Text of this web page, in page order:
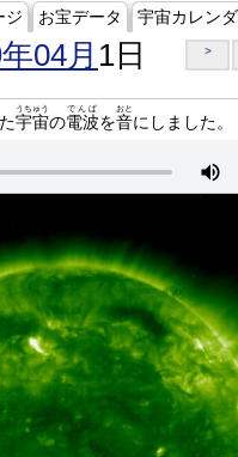
ジ お宝データ 宇宙カレン
04月 1日 >
宇宙
うちゅう
の電波
でんぱ
を音
おと
にしました。